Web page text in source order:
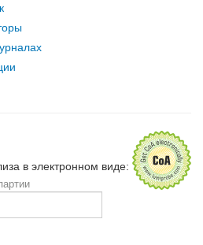
в электронном виде: